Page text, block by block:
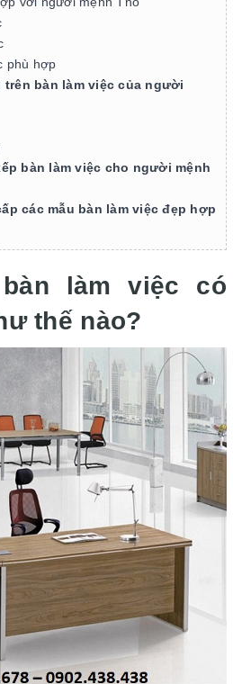
phù hợp
bàn làm việc của người
bàn làm việc cho người mệnh
các mẫu bàn làm việc đẹp hợp
làm việc có
thế nào?